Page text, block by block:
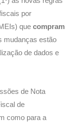
por
que compram
mudanças estão
de dados e
de Nota
de
como para a